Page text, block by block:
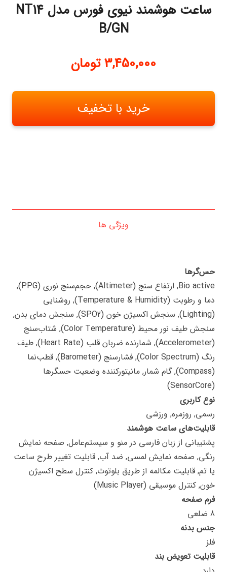
ساعت هوشمند نیوی فورس مدل NT14
B/GN
3,450,000 تومان
خرید با تخفیف
ویژگی ها
حس‌گرها
Bio active, ارتفاع سنج (Altimeter), حجم‌سنج نوری (PPG),
دما و رطوبت (Temperature & Humidity), روشنایی
(Lighting), سنجش اکسیژن خون (SPO2), سنجش دمای بدن,
سنجش طیف نور محیط (Color Temperature), شتاب‌سنج
(Accelerometer), شمارنده ضربان قلب (Heart Rate), طیف
رنگ (Color Spectrum), فشارسنج (Barometer), قطب‌نما
(Compass), گام شمار, مانیتورکننده وضعیت حسگرها
(SensorCore)
نوع کاربری
رسمی, روزمره, ورزشی
قابلیت‌های ساعت هوشمند
پشتیبانی از زبان فارسی در منو و سیستم‌عامل, صفحه نمایش
رنگی, صفحه نمایش لمسی, ضد آب, قابلیت تغییر طرح ساعت
یا تم, قابلیت مکالمه از طریق بلوتوث, کنترل سطح اکسیژن
خون, کنترل موسیقی (Music Player)
فرم صفحه
8 ضلعی
جنس بدنه
فلز
قابلیت تعویض بند